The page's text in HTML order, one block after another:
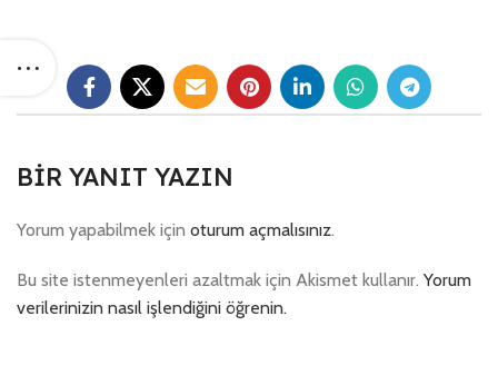
BIR YANIT YAZIN
Yorum yapabilmek için oturum açmalısınız.
Bu site istenmeyenleri azaltmak için Akismet kullanır. Yorum
verilerinizin nasıl işlendiğini öğrenin.